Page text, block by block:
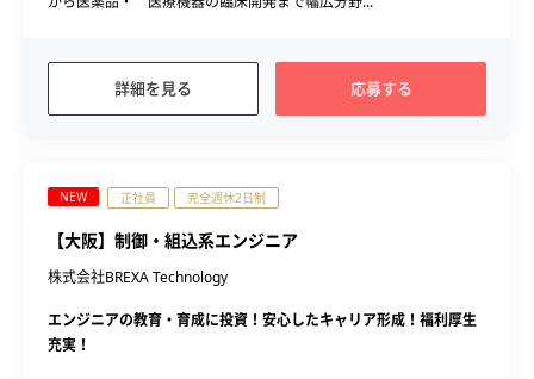
詳細を見る 応募する
NEW 正社員 完全週休2日制
【大阪】制御・組込系エンジニア
株式会社BREXA Technology
エンジニアの教育・育成に投資！安心したキャリア形成！福利厚生
充実！